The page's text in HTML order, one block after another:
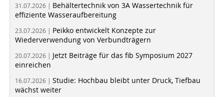
31.07.2026 | Behältertechnik von 3A Wassertechnik für
effiziente Wasseraufbereitung
23.07.2026 | Peikko entwickelt Konzepte zur
Wiederverwendung von Verbundträgern
20.07.2026 | Jetzt Beiträge für das fib Symposium 2027
einreichen
16.07.2026 | Studie: Hochbau bleibt unter Druck, Tiefbau
wächst weiter